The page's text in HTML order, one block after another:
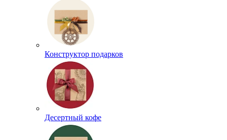
Конструктор подарков
Десертный кофе